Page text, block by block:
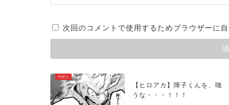
次回のコメントで使用するためブラウザーに
【ヒロアカ】障子くんを、嗤
うな・・・！！！